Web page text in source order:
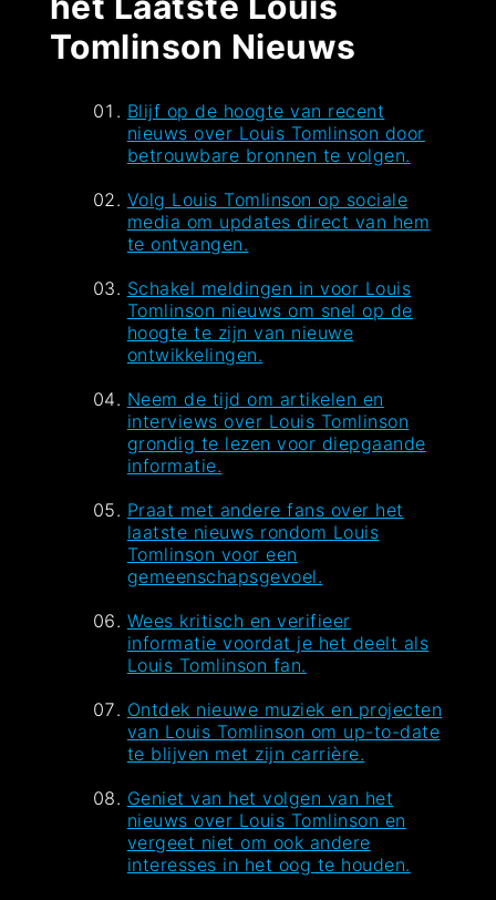
Tomlinson Nieuws
Blijf op de hoogte van recent
nieuws over Louis Tomlinson door
betrouwbare bronnen te volgen.
Volg Louis Tomlinson op sociale
media om updates direct van hem
te ontvangen.
Schakel meldingen in voor Louis
Tomlinson nieuws om snel op de
hoogte te zijn van nieuwe
ontwikkelingen.
Neem de tijd om artikelen en
interviews over Louis Tomlinson
grondig te lezen voor diepgaande
informatie.
Praat met andere fans over het
laatste nieuws rondom Louis
Tomlinson voor een
gemeenschapsgevoel.
Wees kritisch en verifieer
informatie voordat je het deelt als
Louis Tomlinson fan.
Ontdek nieuwe muziek en projecten
van Louis Tomlinson om up-to-date
te blijven met zijn carrière.
Geniet van het volgen van het
nieuws over Louis Tomlinson en
vergeet niet om ook andere
interesses in het oog te houden.